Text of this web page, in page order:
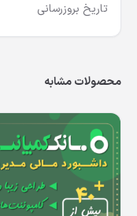
تاریخ بروزرسانی
محصولات مشابه